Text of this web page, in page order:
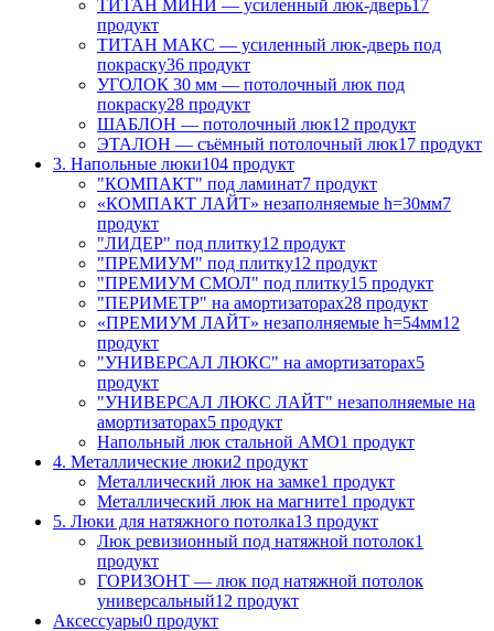
ТИТАН МИНИ — усиленный люк-дверь17
продукт
ТИТАН МАКС — усиленный люк-дверь под
покраску36 продукт
УГОЛОК 30 мм — потолочный люк под
покраску28 продукт
ШАБЛОН — потолочный люк12 продукт
ЭТАЛОН — съёмный потолочный люк17 продукт
3. Напольные люки104 продукт
"КОМПАКТ" под ламинат7 продукт
«КОМПАКТ ЛАЙТ» незаполняемые h=30мм7
продукт
"ЛИДЕР" под плитку12 продукт
"ПРЕМИУМ" под плитку12 продукт
"ПРЕМИУМ СМОЛ" под плитку15 продукт
"ПЕРИМЕТР" на амортизаторах28 продукт
«ПРЕМИУМ ЛАЙТ» незаполняемые h=54мм12
продукт
"УНИВЕРСАЛ ЛЮКС" на амортизаторах5
продукт
"УНИВЕРСАЛ ЛЮКС ЛАЙТ" незаполняемые на
амортизаторах5 продукт
Напольный люк стальной АМО1 продукт
4. Металлические люки2 продукт
Металлический люк на замке1 продукт
Металлический люк на магните1 продукт
5. Люки для натяжного потолка13 продукт
Люк ревизионный под натяжной потолок1
продукт
ГОРИЗОНТ — люк под натяжной потолок
универсальный12 продукт
Аксессуары0 продукт